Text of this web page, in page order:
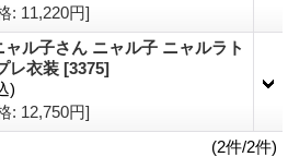
: 11,220円]
ル子さん ニャル子 ニャルラト
レ衣装 [3375]
)
: 12,750円]
(2件/2件)